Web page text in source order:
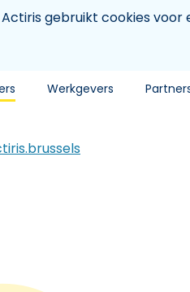
Actiris gebruikt cookies voor
Werkgevers